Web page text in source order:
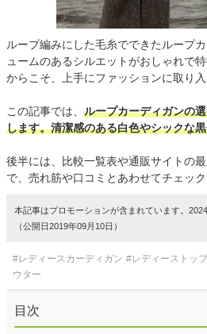
ループ編みにした毛糸でできたループ
ュームのあるシルエットがおしゃれで
からこそ、上手にファッションに取り入
この記事では、 ループカーディガンの
します。清潔感のある白色やシックな
後半には、比較一覧表や通販サイトの
で、売れ筋や口コミとあわせてチェック
本記事はプロモーションが含まれています。
（公開日2019年09月10日）
#レディースカーディガン #レディーストッ
ウター
目次